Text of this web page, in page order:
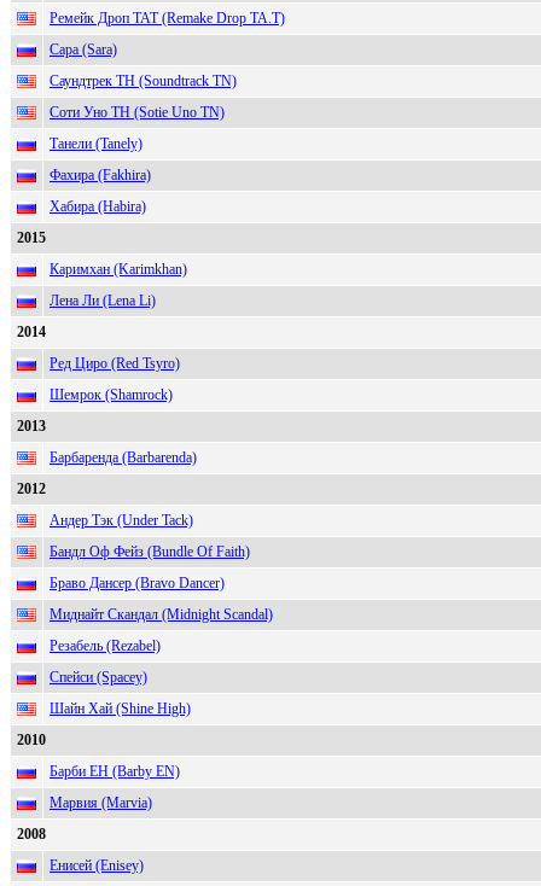
Ремейк Дроп ТАТ (Remake Drop TA.T)
Сара (Sara)
Саундтрек ТН (Soundtrack TN)
Соти Уно ТН (Sotie Uno TN)
Танели (Tanely)
Фахира (Fakhira)
Хабира (Habira)
2015
Каримхан (Karimkhan)
Лена Ли (Lena Li)
2014
Ред Циро (Red Tsyro)
Шемрок (Shamrock)
2013
Барбаренда (Barbarenda)
2012
Андер Тэк (Under Tack)
Бандл Оф Фейз (Bundle Of Faith)
Браво Дансер (Bravo Dancer)
Миднайт Скандал (Midnight Scandal)
Резабель (Rezabel)
Спейси (Spacey)
Шайн Хай (Shine High)
2010
Барби ЕН (Barby EN)
Марвия (Marvia)
2008
Енисей (Enisey)